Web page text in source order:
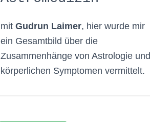
mit Gudrun Laimer, hier wurde mir
ein Gesamtbild über die
Zusammenhänge von Astrologie und
körperlichen Symptomen vermittelt.